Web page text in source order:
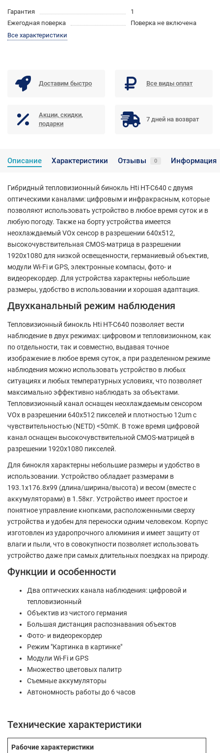
Гарантия
1
Ежегодная поверка
Поверка не включена
Все характеристики
Доставим быстро Все виды оплат
Акции, скидки,
подарки
7 дней на возврат
Описание Характеристики Отзывы 0 Информация
Гибридный тепловизионный бинокль Hti HT-C640 с двумя
оптическими каналами: цифровым и инфракрасным, которые
позволяют использовать устройство в любое время суток и в
любую погоду. Также на борту устройства имеется
неохлаждаемый VOx сенсор в разрешении 640х512,
высокочувствительная CMOS-матрица в разрешении
1920х1080 для низкой освещенности, германиевый объектив,
модули Wi-Fi и GPS, электронные компасы, фото- и
видеорекордер. Для устройства характерны небольшие
размеры, удобство в использовании и хорошая адаптация.
Двухканальный режим наблюдения
Тепловизионный бинокль Hti HT-C640 позволяет вести
наблюдение в двух режимах: цифровом и тепловизионном, как
по отдельности, так и совместно, выдавая точное
изображение в любое время суток, а при разделенном режиме
наблюдения можно использовать устройство в любых
ситуациях и любых температурных условиях, что позволяет
максимально эффективно наблюдать за объектами.
Тепловизионный канал оснащен неохлаждаемым сенсором
VOx в разрешении 640х512 пикселей и плотностью 12um с
чувствительностью (NETD) <50mK. В тоже время цифровой
канал оснащен высокочувствительной CMOS-матрицей в
разрешении 1920х1080 пикселей.
Для бинокля характерны небольшие размеры и удобство в
использовании. Устройство обладает размерами в
193.1х176.8х99 (длина/ширина/высота) и весом (вместе с
аккумуляторами) в 1.58кг. Устройство имеет простое и
понятное управление кнопками, расположенными сверху
устройства и удобен для переноски одним человеком. Корпус
изготовлен из ударопрочного алюминия и имеет защиту от
влаги и пыли, что в совокупности позволяет использовать
устройство даже при самых длительных поездках на природу.
Функции и особенности
Два оптических канала наблюдения: цифровой и
тепловизионный
Объектив из чистого германия
Большая дистанция распознавания объектов
Фото- и видеорекордер
Режим "Картинка в картинке"
Модули Wi-Fi и GPS
Множество цветовых палитр
Съемные аккумуляторы
Автономность работы до 6 часов
Технические характеристики
Рабочие характеристики